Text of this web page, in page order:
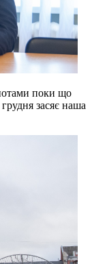
поки що
засяє наша